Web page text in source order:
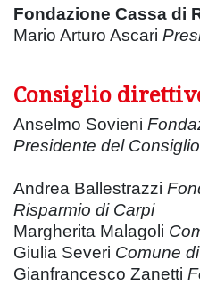
Fondazione Cassa di
Mario Arturo Ascari
Consiglio
Anselmo Sovieni
Presidente del
Andrea Ballestrazzi
Risparmio di Carpi
Margherita Malagoli
Giulia Severi Comune
Gianfrancesco Zanetti